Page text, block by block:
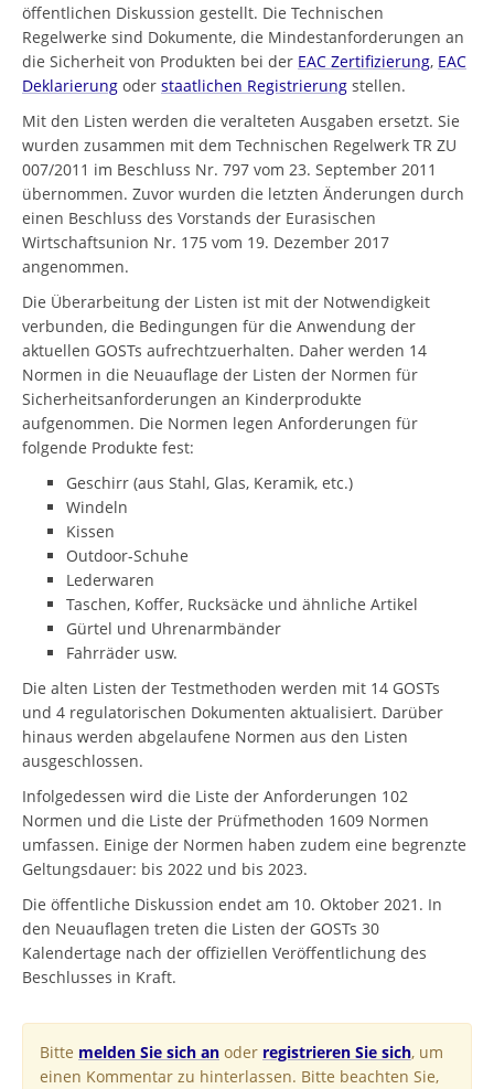
öffentlichen Diskussion gestellt. Die Technischen
Regelwerke sind Dokumente, die Mindestanforderungen an
die Sicherheit von Produkten bei der EAC Zertifizierung, EAC
Deklarierung oder staatlichen Registrierung stellen.
Mit den Listen werden die veralteten Ausgaben ersetzt. Sie
wurden zusammen mit dem Technischen Regelwerk TR ZU
007/2011 im Beschluss Nr. 797 vom 23. September 2011
übernommen. Zuvor wurden die letzten Änderungen durch
einen Beschluss des Vorstands der Eurasischen
Wirtschaftsunion Nr. 175 vom 19. Dezember 2017
angenommen.
Die Überarbeitung der Listen ist mit der Notwendigkeit
verbunden, die Bedingungen für die Anwendung der
aktuellen GOSTs aufrechtzuerhalten. Daher werden 14
Normen in die Neuauflage der Listen der Normen für
Sicherheitsanforderungen an Kinderprodukte
aufgenommen. Die Normen legen Anforderungen für
folgende Produkte fest:
Geschirr (aus Stahl, Glas, Keramik, etc.)
Windeln
Kissen
Outdoor-Schuhe
Lederwaren
Taschen, Koffer, Rucksäcke und ähnliche Artikel
Gürtel und Uhrenarmbänder
Fahrräder usw.
Die alten Listen der Testmethoden werden mit 14 GOSTs
und 4 regulatorischen Dokumenten aktualisiert. Darüber
hinaus werden abgelaufene Normen aus den Listen
ausgeschlossen.
Infolgedessen wird die Liste der Anforderungen 102
Normen und die Liste der Prüfmethoden 1609 Normen
umfassen. Einige der Normen haben zudem eine begrenzte
Geltungsdauer: bis 2022 und bis 2023.
Die öffentliche Diskussion endet am 10. Oktober 2021. In
den Neuauflagen treten die Listen der GOSTs 30
Kalendertage nach der offiziellen Veröffentlichung des
Beschlusses in Kraft.
Bitte melden Sie sich an oder registrieren Sie sich, um
einen Kommentar zu hinterlassen. Bitte beachten Sie,